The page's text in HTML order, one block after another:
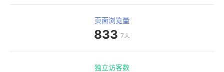
页面浏览量
833 7天
独立访客数